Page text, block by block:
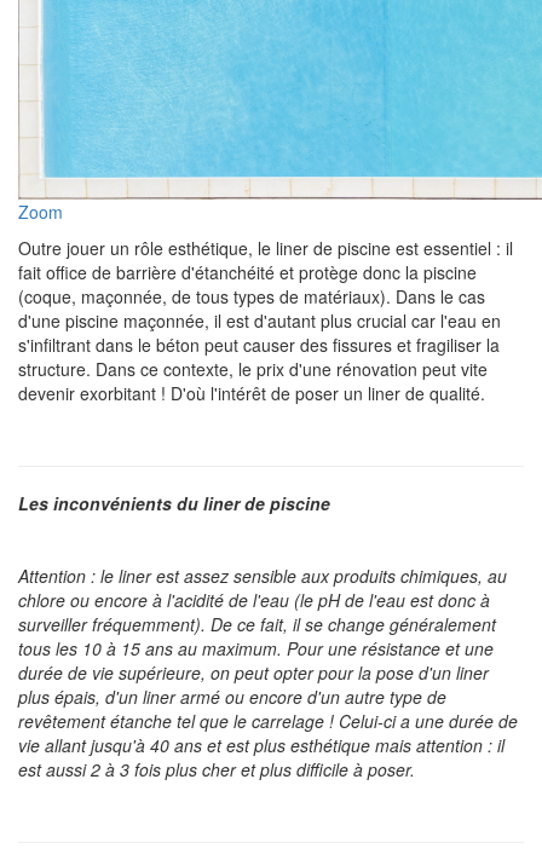
Zoom
Outre jouer un rôle esthétique, le liner de piscine est essentiel : il
fait office de barrière d'étanchéité et protège donc la piscine
(coque, maçonnée, de tous types de matériaux). Dans le cas
d'une piscine maçonnée, il est d'autant plus crucial car l'eau en
s'infiltrant dans le béton peut causer des fissures et fragiliser la
structure. Dans ce contexte, le prix d'une rénovation peut vite
devenir exorbitant ! D'où l'intérêt de poser un liner de qualité.
Les inconvénients du liner de piscine
Attention : le liner est assez sensible aux produits chimiques, au
chlore ou encore à l'acidité de l'eau (le pH de l'eau est donc à
surveiller fréquemment). De ce fait, il se change généralement
tous les 10 à 15 ans au maximum. Pour une résistance et une
durée de vie supérieure, on peut opter pour la pose d'un liner
plus épais, d'un liner armé ou encore d'un autre type de
revêtement étanche tel que le carrelage ! Celui-ci a une durée de
vie allant jusqu'à 40 ans et est plus esthétique mais attention : il
est aussi 2 à 3 fois plus cher et plus difficile à poser.